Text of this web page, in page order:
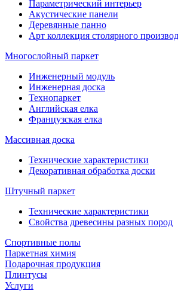
Параметрический интерьер
Акустические панели
Деревянные панно
Арт коллекция столярного
Многослойный паркет
Инженерный модуль
Инженерная доска
Технопаркет
Английская елка
Французская елка
Массивная доска
Технические характеристики
Декоративная обработка доски
Штучный паркет
Технические характеристики
Свойства древесины разных пород
Спортивные полы
Паркетная химия
Подарочная продукция
Плинтусы
Услуги